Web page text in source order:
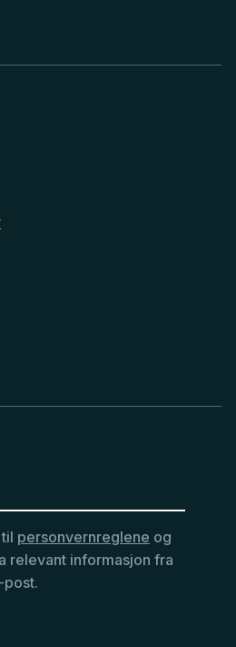
personvernreglene og
relevant informasjon fra
post.